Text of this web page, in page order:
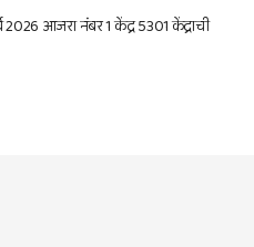
2026 आजरा नंबर 1 केंद्र 5301 केंद्राची